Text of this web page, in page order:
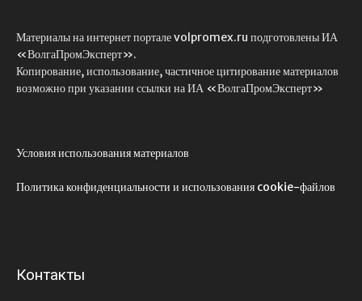
Материалы на интернет портале volpromex.ru подготовлены ИА
«ВолгаПромЭксперт».
Копирование, использование, частичное цитирование материалов
возможно при указании ссылки на ИА «ВолгаПромЭксперт»
Условия использования материалов
Политика конфиденциальности и использования cookie-файлов
Контакты